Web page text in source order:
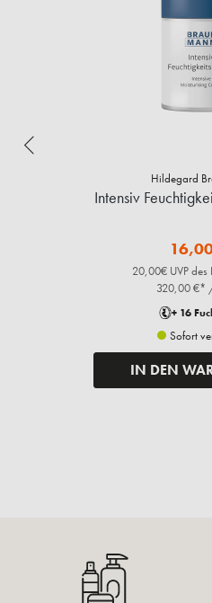
Hildegard
Intensiv
20,00€ UVP
320,00 €*
+ 16
Sofort
IN DEN